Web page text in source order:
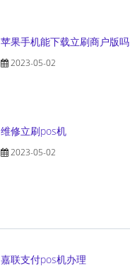
苹果手机能下载立刷商户版吗
2023-05-02
维修立刷pos机
2023-05-02
嘉联支付pos机办理